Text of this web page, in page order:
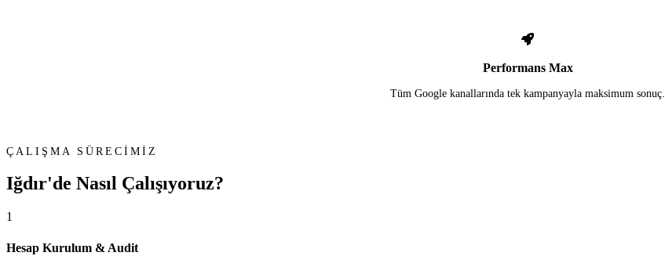
Performans Max
Tüm Google kanallarında tek kampanyayla maksimum sonuç.
ÇALIŞMA SÜRECİMİZ
Iğdır'de Nasıl Çalışıyoruz?
1
Hesap Kurulum & Audit